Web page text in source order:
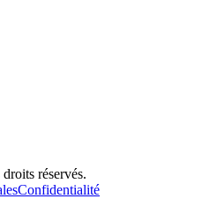
réservés.
Confidentialité